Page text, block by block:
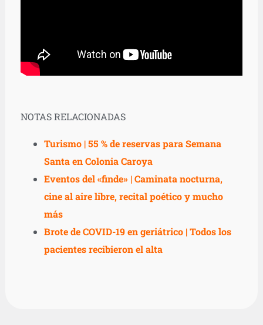
NOTAS RELACIONADAS
Turismo | 55 % de reservas para Semana
Santa en Colonia Caroya
Eventos del «finde» | Caminata nocturna,
cine al aire libre, recital poético y mucho
más
Brote de COVID-19 en geriátrico | Todos los
pacientes recibieron el alta